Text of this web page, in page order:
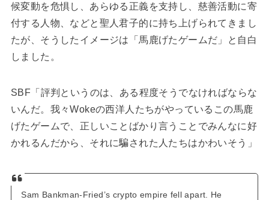
候変動を危惧し、あらゆる正義を支持し、慈善活動に寄
付する人物、などと聖人君子的に持ち上げられてきまし
たが、そうしたイメージは「馬鹿げたゲームだ」と自白
しました。
SBF「評判というのは、ある程度そうでなければならな
いんだ。我々Wokeの西洋人たちがやっているこの馬鹿
げたゲームで、正しいことばかり言うことでみんなに好
かれるんだから、それに騙された人たちはかわいそう」
Sam Bankman-Fried’s crypto empire fell apart. He